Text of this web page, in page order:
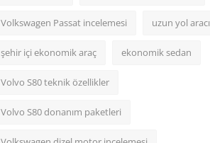
Volkswagen Passat incelemesi uzun yol aracı
şehir içi ekonomik araç ekonomik sedan
Volvo S80 teknik özellikler
Volvo S80 donanım paketleri